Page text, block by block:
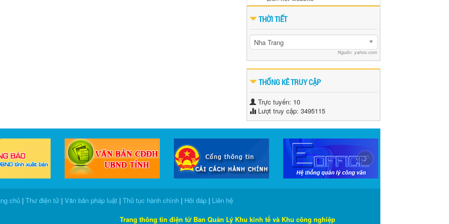
THỜI TIẾT
Nha Trang
Nguồn: yahoo.com
THỐNG KÊ TRUY CẬP
Trực tuyến: 10
Lượt truy cập: 3495115
›
chủ | Thư điện tử | Văn bản pháp luật | Thủ tục hành chính | Hỏi đáp | Liên hệ
Trang thông tin điện tử Ban Quản Lý Khu kinh tế và Khu công nghiệp